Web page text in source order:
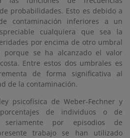
probabilidades. Esto es debido a
contaminación inferiores a un
cualquiera que sea la
por encima de otro umbral
se ha alcanzado el valor
Entre estos dos umbrales es
de forma significativa al
de la contaminación.
psicofísica de Weber-Fechner y
de individuos o de
seriamente por episodios de
trabajo se han utilizado